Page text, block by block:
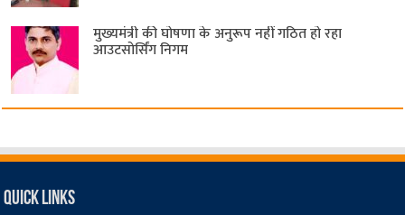
मुख्यमंत्री की घोषणा के अनुरूप नहीं गठित हो रहा
आउटसोर्सिंग निगम
Quick Links